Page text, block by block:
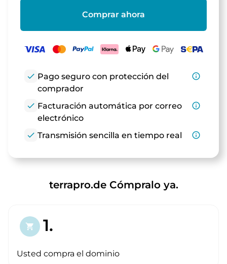
Comprar ahora
check Pago seguro con protección del
comprador
info_outline
check Facturación automática por correo
electrónico
info_outline
check Transmisión sencilla en tiempo real info_outline
terrapro.de Cómpralo ya.
shopping_cart 1.
Usted compra el dominio